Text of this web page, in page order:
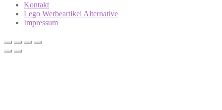
Kontakt
Lego Werbeartikel Alternative
Impressum